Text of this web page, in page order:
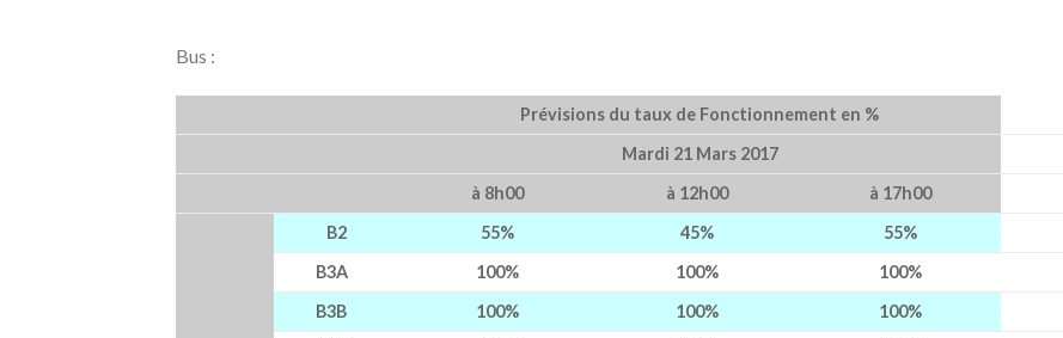
Bus :
Prévisions du taux de Fonctionnement en %
Mardi 21 Mars 2017
à 8h00
à 12h00 à 17h00
B2 55% 45%
55%
B3A
100% 100%
100%
B3B
100% 100%
100%